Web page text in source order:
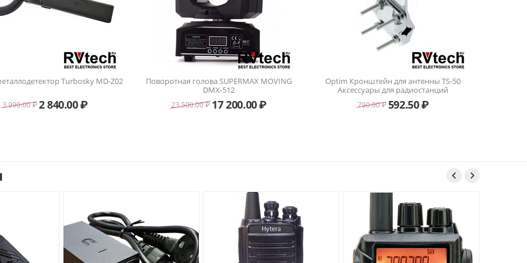
Turbosky MD-Z02
3 990.00₽2 840.00₽
Поворотная голова SUPERMAX MOVING
DMX-512
23 500.00₽ 17 200.00₽
Optim Кронштейн для антенны TS-50
Аксессуары для радиостанций
790.00₽592.50₽
 